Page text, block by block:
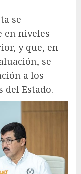
se
en niveles
y que, en
se
a los
del Estado.